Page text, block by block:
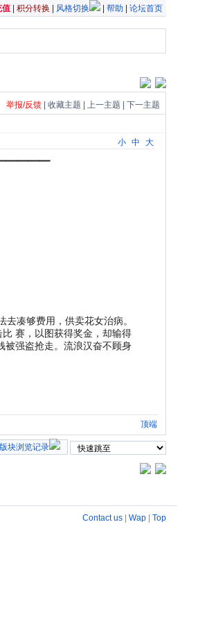
值 积分转换 风格切换 帮助 论坛首页
举报/反馈| 收藏主题 上一主题 下一主题
小 中 大
凑够费用，供卖花女治病。
赛，以图获得奖金，却输得
被强盗抢走。流浪汉奋不顾身
顶端
版块浏览记录
Contact us Wap Top